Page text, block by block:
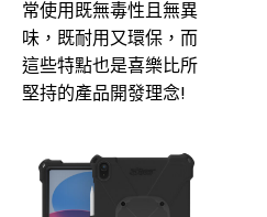
常使用既無毒性且無異
味，既耐用又環保，而
這些特點也是喜樂比所
堅持的產品開發理念!